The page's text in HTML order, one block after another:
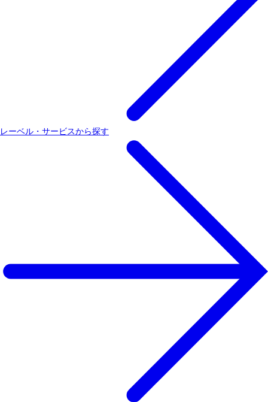
レーベル・サービスから探す